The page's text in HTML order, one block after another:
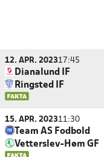
12. APR. 202317:45
Dianalund IF
Ringsted IF
15. APR. 202311:30
Team AS Fodbold
Vetterslev-Høm GF